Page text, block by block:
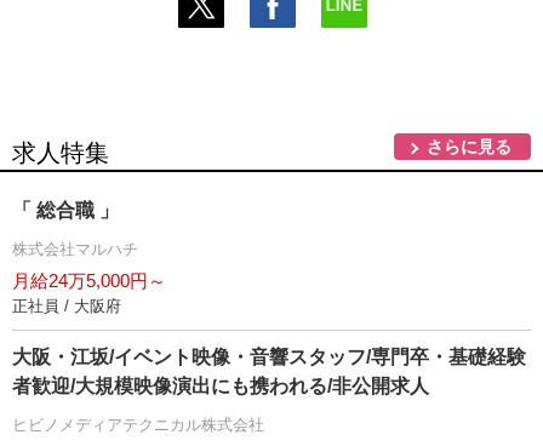
求人特集 さらに見る
「 総合職 」
株式会社マルハチ
月給24万5,000円～
正社員 / 大阪府
大阪・江坂/イベント映像・音響スタッフ/専門卒・基礎経験
者歓迎/大規模映像演出にも携われる/非公開求人
ヒビノメディアテクニカル株式会社